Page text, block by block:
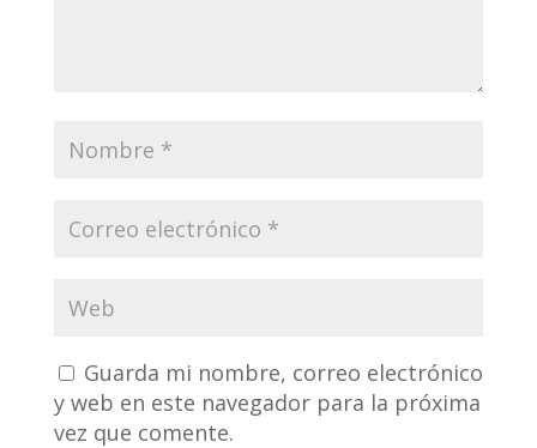
Guarda mi nombre, correo electrónico
y web en este navegador para la próxima
vez que comente.